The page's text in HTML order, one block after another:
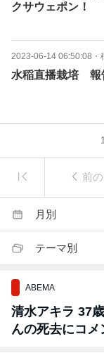
クサウェポン！
2023-06-14 06:50:08 ・
水稲直播栽培 報
前
月別
テーマ別
ABEMA
清水アキラ 37
んの死去にコメ